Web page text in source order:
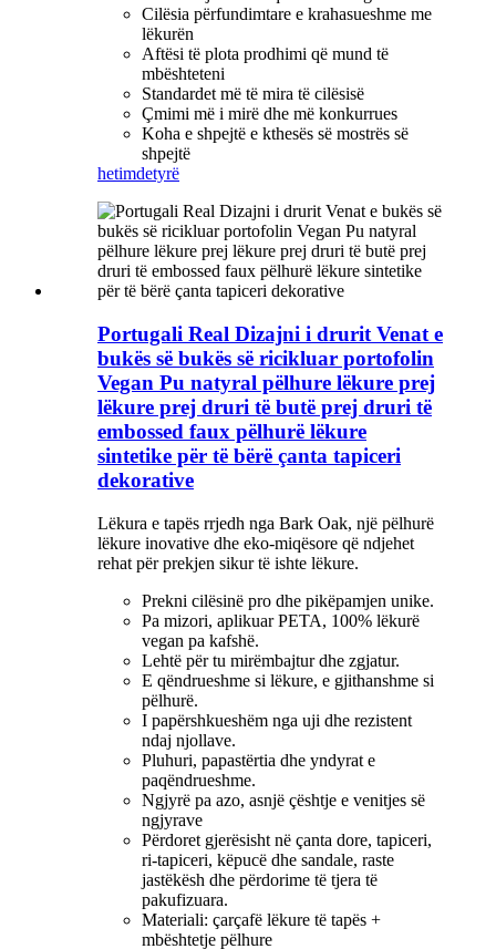
Cilësia përfundimtare e krahasueshme me
lëkurën
Aftësi të plota prodhimi që mund të
mbështeteni
Standardet më të mira të cilësisë
Çmimi më i mirë dhe më konkurrues
Koha e shpejtë e kthesës së mostrës së
shpejtë
hetimdetyrë
Portugali Real Dizajni i drurit Venat e
bukës së bukës së ricikluar portofolin
Vegan Pu natyral pëlhure lëkure prej
lëkure prej druri të butë prej druri të
embossed faux pëlhurë lëkure
sintetike për të bërë çanta tapiceri
dekorative
Lëkura e tapës rrjedh nga Bark Oak, një pëlhurë
lëkure inovative dhe eko-miqësore që ndjehet
rehat për prekjen sikur të ishte lëkure.
Prekni cilësinë pro dhe pikëpamjen unike.
Pa mizori, aplikuar PETA, 100% lëkurë
vegan pa kafshë.
Lehtë për tu mirëmbajtur dhe zgjatur.
E qëndrueshme si lëkure, e gjithanshme si
pëlhurë.
I papërshkueshëm nga uji dhe rezistent
ndaj njollave.
Pluhuri, papastërtia dhe yndyrat e
paqëndrueshme.
Ngjyrë pa azo, asnjë çështje e venitjes së
ngjyrave
Përdoret gjerësisht në çanta dore, tapiceri,
ri-tapiceri, këpucë dhe sandale, raste
jastëkësh dhe përdorime të tjera të
pakufizuara.
Materiali: çarçafë lëkure të tapës +
mbështetje pëlhure